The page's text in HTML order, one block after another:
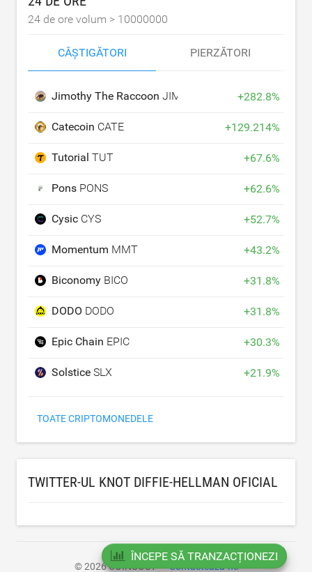
24 de ore volum > 10000000
CÂȘTIGĂTORI PIERZĂTORI
Jimothy The Raccoon JIMOTHY +282.8%
Catecoin CATE +129.214%
Tutorial TUT +67.6%
Pons PONS +62.6%
Cysic CYS +52.7%
Momentum MMT +43.2%
Biconomy BICO +31.8%
DODO DODO +31.8%
Epic Chain EPIC +30.3%
Solstice SLX +21.9%
TOATE CRIPTOMONEDELE
TWITTER-UL KNOT DIFFIE-HELLMAN OFICIAL
© 2026 COINCOST Contactează-ne
ÎNCEPE SĂ TRANZACȚIONEZI